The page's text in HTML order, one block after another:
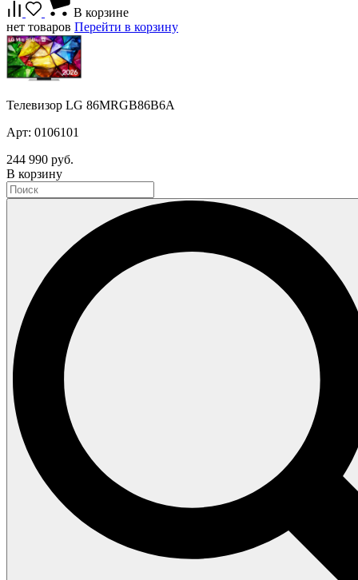
В корзине
нет товаров Перейти в корзину
Телевизор LG 86MRGB86B6A
Арт: 0106101
244 990 руб.
В корзину